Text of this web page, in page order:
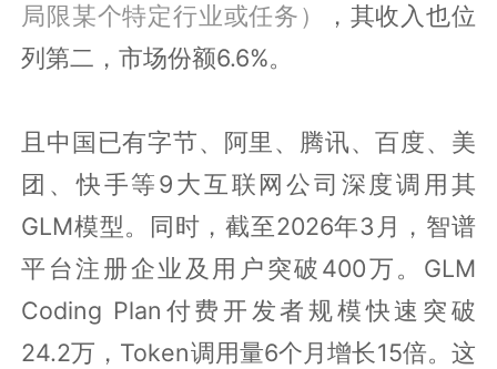
局限某个特定行业或任务）
，其收入也位
列第二，市场份额6.6%。
且中国已有字节、阿里、腾讯、百度、美
团、快手等9大互联网公司深度调用其
GLM模型。同时，截至2026年3月，智谱
平台注册企业及用户突破400万。GLM
Coding Plan付费开发者规模快速突破
24.2万，Token调用量6个月增长15倍。这